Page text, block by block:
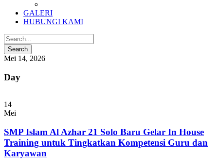
GALERI
HUBUNGI KAMI
Mei 14, 2026
Day
14
Mei
SMP Islam Al Azhar 21 Solo Baru Gelar In House
Training untuk Tingkatkan Kompetensi Guru dan
Karyawan